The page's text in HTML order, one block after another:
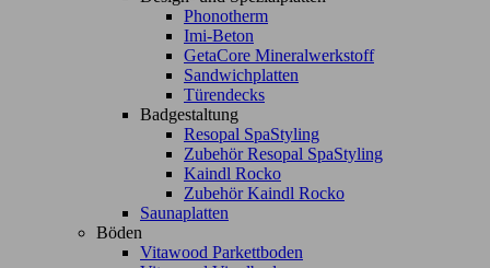
Phonotherm
Imi-Beton
GetaCore Mineralwerkstoff
Sandwichplatten
Türendecks
Badgestaltung
Resopal SpaStyling
Zubehör Resopal SpaStyling
Kaindl Rocko
Zubehör Kaindl Rocko
Saunaplatten
Böden
Vitawood Parkettboden